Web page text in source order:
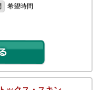
希望時間